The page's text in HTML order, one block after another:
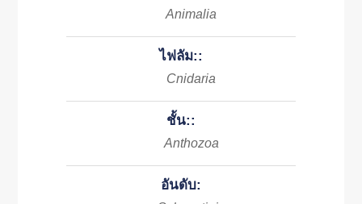
Animalia
ไฟลัม::
Cnidaria
ชั้น::
Anthozoa
อันดับ: